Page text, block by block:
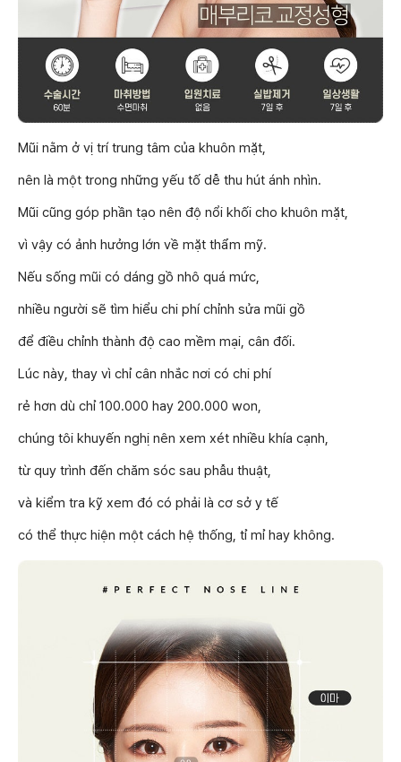
Mũi nằm ở vị trí trung tâm của khuôn mặt,
nên là một trong những yếu tố dễ thu hút ánh nhìn.
Mũi cũng góp phần tạo nên độ nổi khối cho khuôn mặt,
vì vậy có ảnh hưởng lớn về mặt thẩm mỹ.
Nếu sống mũi có dáng gồ nhô quá mức,
nhiều người sẽ tìm hiểu chi phí chỉnh sửa mũi gồ
để điều chỉnh thành độ cao mềm mại, cân đối.
Lúc này, thay vì chỉ cân nhắc nơi có chi phí
rẻ hơn dù chỉ 100.000 hay 200.000 won,
chúng tôi khuyến nghị nên xem xét nhiều khía cạnh,
từ quy trình đến chăm sóc sau phẫu thuật,
và kiểm tra kỹ xem đó có phải là cơ sở y tế
có thể thực hiện một cách hệ thống, tỉ mỉ hay không.